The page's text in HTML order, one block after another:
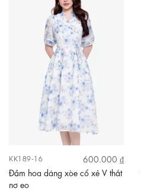
KK189-16
600.000 ₫
Đầm hoa dáng xòe cổ xẻ V thắt
nơ eo